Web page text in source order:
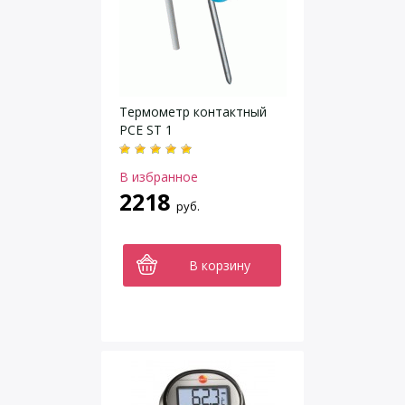
Термометр контактный
PCE ST 1
В избранное
2218 руб.
В корзину